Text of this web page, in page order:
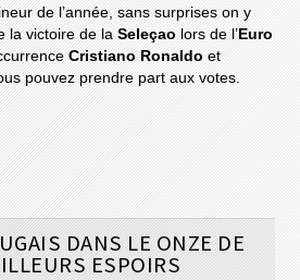
de l’année, sans surprises on y
la victoire de laSeleçao lors de l’ Euro
Cristiano Ronaldo et
pouvez prendre part aux votes.
DANS LE ONZE DE
ESPOIRS